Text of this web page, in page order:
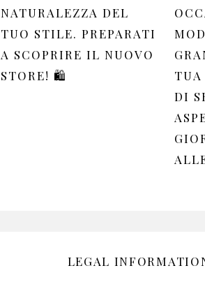
NATURALEZZA DEL
TUO STILE. PREPARATI
A SCOPRIRE IL NUOVO
STORE! 🛍️
TUA
DI
LEGAL